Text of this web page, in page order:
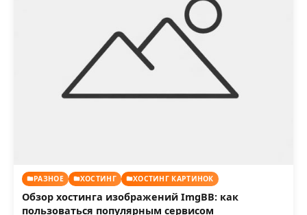
РАЗНОЕ ХОСТИНГ ХОСТИНГ КАРТИНОК
Обзор хостинга изображений ImgBB: как
пользоваться популярным сервисом